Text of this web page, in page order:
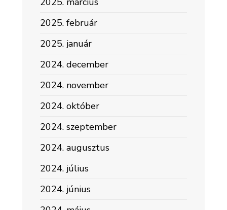
2025. február
2025. január
2024. december
2024. november
2024. október
2024. szeptember
2024. augusztus
2024. július
2024. június